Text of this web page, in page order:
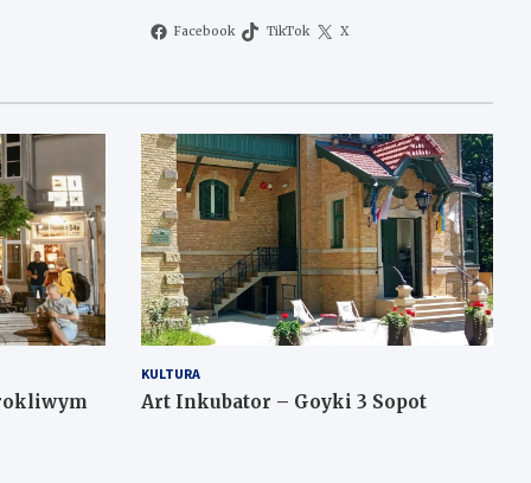
Facebook TikTok X
KULTURA
Art Inkubator – Goyki 3 Sopot